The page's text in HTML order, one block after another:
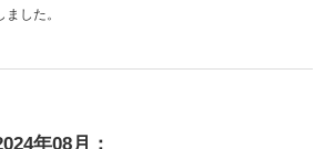
した。
年08月：